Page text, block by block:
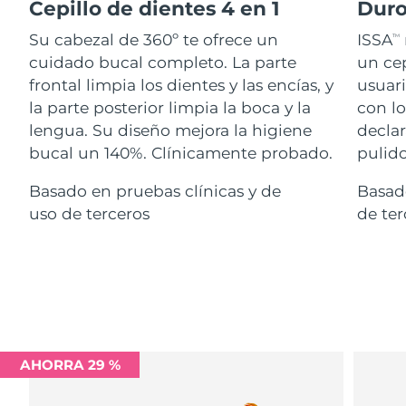
Cepillo de dientes 4 en 1
Su cabezal de 360º te ofrece un
cuidado bucal completo. La parte
frontal limpia los dientes y las encías, y
la parte posterior limpia la boca y la
lengua. Su diseño mejora la higiene
bucal un 140%. Clínicamente probado.
Basado en pruebas clínicas y de
uso de terceros
ISSATM
un
con
de
AHORRA 29 %
For healthy hair
18% PAP
Comprar todo
FOREO APP
Israel
Italia Entrega prevista 8/9/26
Japón Entrega prevista 8/12/26
Jersey Entrega prevista 8/14/26
Kazajistán Entrega prevista 8/11/26
Lituania